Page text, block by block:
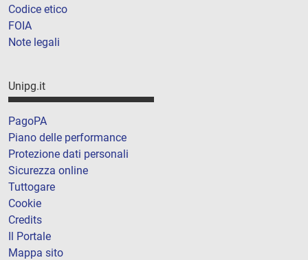
Codice etico
FOIA
Note legali
Unipg.it
PagoPA
Piano delle performance
Protezione dati personali
Sicurezza online
Tuttogare
Cookie
Credits
Il Portale
Mappa sito